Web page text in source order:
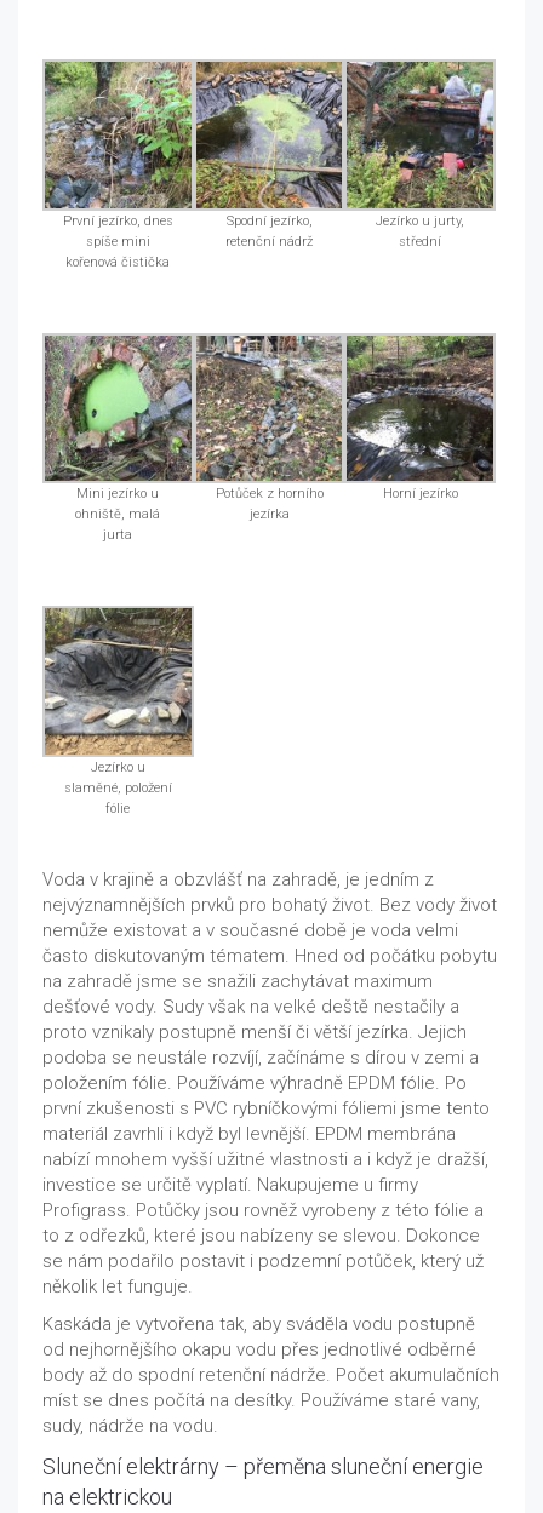
První jezírko, dnes
spíše mini
kořenová čistička
Spodní jezírko,
retenční nádrž
Jezírko u jurty,
střední
Mini jezírko u
ohniště, malá
jurta
Potůček z horního
jezírka
Horní jezírko
Jezírko u
slaměné, položení
fólie
Voda v krajině a obzvlášť na zahradě, je jedním z
nejvýznamnějších prvků pro bohatý život. Bez vody život
nemůže existovat a v současné době je voda velmi
často diskutovaným tématem. Hned od počátku pobytu
na zahradě jsme se snažili zachytávat maximum
dešťové vody. Sudy však na velké deště nestačily a
proto vznikaly postupně menší či větší jezírka. Jejich
podoba se neustále rozvíjí, začínáme s dírou v zemi a
položením fólie. Používáme výhradně EPDM fólie. Po
první zkušenosti s PVC rybníčkovými fóliemi jsme tento
materiál zavrhli i když byl levnější. EPDM membrána
nabízí mnohem vyšší užitné vlastnosti a i když je dražší,
investice se určitě vyplatí. Nakupujeme u firmy
Profigrass. Potůčky jsou rovněž vyrobeny z této fólie a
to z odřezků, které jsou nabízeny se slevou. Dokonce
se nám podařilo postavit i podzemní potůček, který už
několik let funguje.
Kaskáda je vytvořena tak, aby sváděla vodu postupně
od nejhornějšího okapu vodu přes jednotlivé odběrné
body až do spodní retenční nádrže. Počet akumulačních
míst se dnes počítá na desítky. Používáme staré vany,
sudy, nádrže na vodu.
Sluneční elektrárny – přeměna sluneční energie
na elektrickou